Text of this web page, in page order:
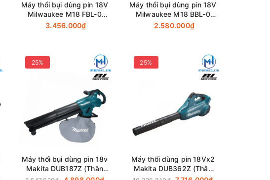
Máy thổi bụi dùng pin 18V
Milwaukee M18 FBL-0
(Thân máy)
3.456.000₫
Máy thổi bụi dùng pin 18V
Milwaukee M18 BBL-0
(Thân máy)
2.580.000₫
25%
Máy thổi bụi dùng pin 18v
Makita DUB187Z (Thân
máy)
25%
Máy thổi dùng pin 18Vx2
Makita DUB362Z (Thân
máy)